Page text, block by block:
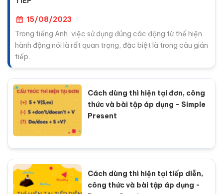
15/08/2023
Trong tiếng Anh, việc sử dụng đúng các động từ thể hiện
hành động nói là rất quan trọng, đặc biệt là trong câu gián
tiếp.
Cách dùng thì hiện tại đơn, công
thức và bài tập áp dụng - Simple
Present
Cách dùng thì hiện tại tiếp diễn,
công thức và bài tập áp dụng -